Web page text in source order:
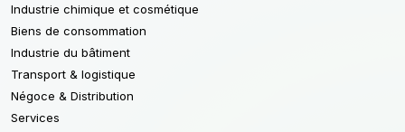
Industrie chimique et cosmétique
Biens de consommation
Industrie du bâtiment
Transport & logistique
Négoce & Distribution
Services